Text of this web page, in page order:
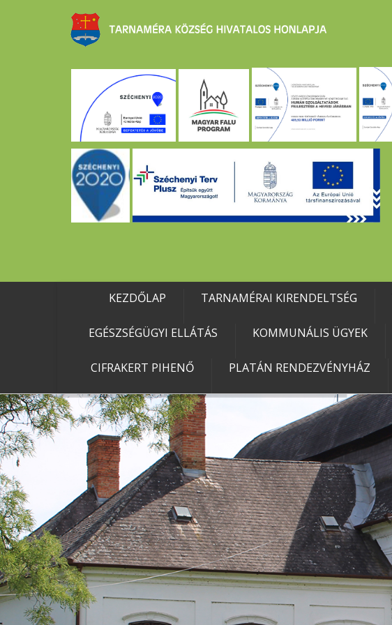
KEZDŐLAP TARNAMÉRAI KIRENDELTSÉG
EGÉSZSÉGÜGYI ELLÁTÁS KOMMUNÁLIS ÜGYEK
CIFRAKERT PIHENŐ PLATÁN RENDEZVÉNYHÁZ